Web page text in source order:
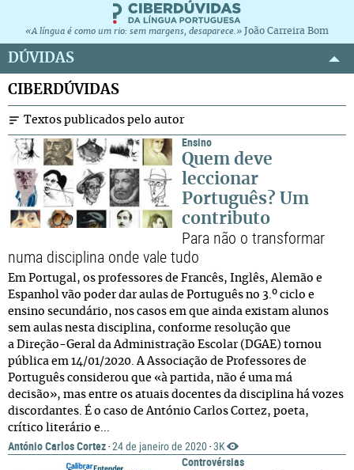
«A língua é como um rio: sem margens, desaparece.» João Carreira Bom
DÚVIDAS
CIBERDÚVIDAS
Textos publicados pelo autor
Ensino
Quem deve
leccionar
Português? Um
contributo
Para não o transformar
numa disciplina onde vale tudo
Em Portugal, os professores de Francês, Inglês, Alemão e
Espanhol vão poder dar aulas de Português no 3.º ciclo e
ensino secundário, nos casos em que ainda existam alunos
sem aulas nesta disciplina, conforme resolução que
a Direção-Geral da Administração Escolar (DGAE) tornou
pública em 14/01/2020. A Associação de Professores de
Português considerou que «à partida, não é uma má
decisão», mas entre os atuais docentes da disciplina há vozes
discordantes. É o caso de António Carlos Cortez, poeta,
crítico literário e...
António Carlos Cortez · 24 de janeiro de 2020 · 3K
Controvérsias